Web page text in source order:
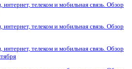
телеком и мобильная связь. Обзор
телеком и мобильная связь. Обзор
телеком и мобильная связь. Обзор